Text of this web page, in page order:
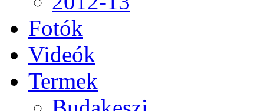
Fotók
Videók
Termek